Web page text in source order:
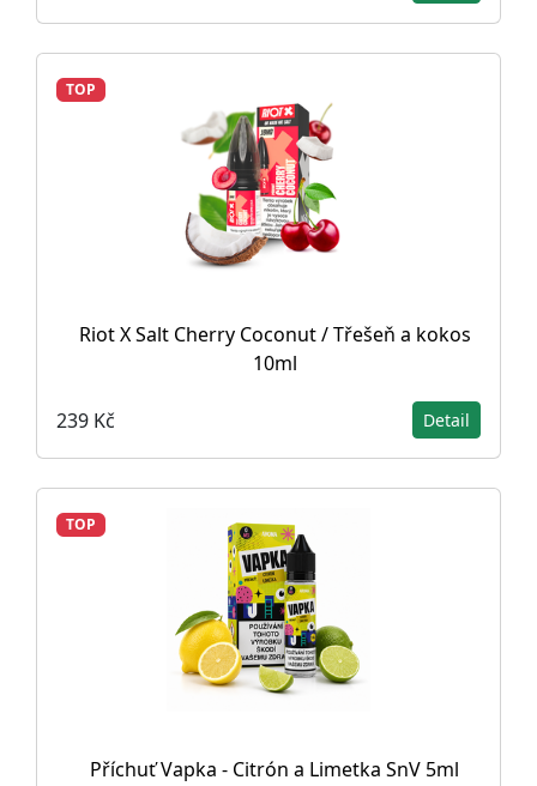
TOP
Riot X Salt Cherry Coconut / Třešeň a kokos
10ml
239 Kč Detail
TOP
Příchuť Vapka - Citrón a Limetka SnV 5ml